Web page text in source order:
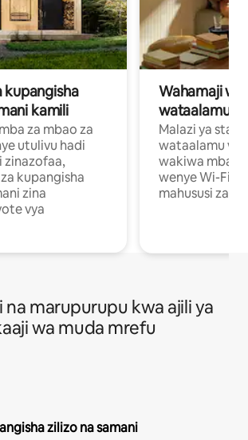
kupangisha
kamili
za mbao za
utulivu hadi
zinazofaa,
kupangisha
zina
vya
Wahamaji
wataalamu
Malazi ya
wataalamu
wakiwa mbali
wenye Wi-Fi
mahususi za
na marupurupu kwa ajili ya
wa muda mrefu
zilizo na samani